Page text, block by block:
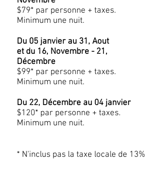
$79* par personne + taxes.
Minimum une nuit.
​Du 05 janvier au 31, Aout
et du 16, Novembre - 21,
Décembre
$99* par personne + taxes.
Minimum une nuit.
​Du 22, Décembre au 04 janvier
$120* par personne + taxes.
Minimum une nuit.
* N'inclus pas la taxe locale de 13%